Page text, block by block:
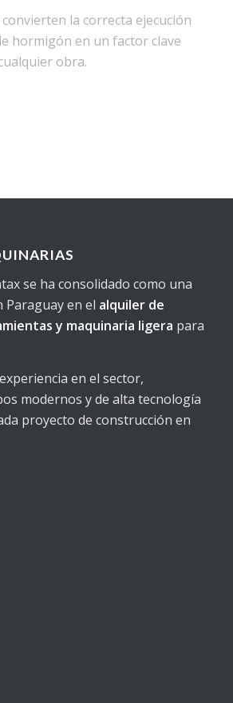
la correcta ejecución
hormigón en un factor clave
obra.
se ha consolidado como una
Paraguay en el alquiler de
y maquinaria ligera para
en el sector,
modernos y de alta tecnología
proyecto de construcción en